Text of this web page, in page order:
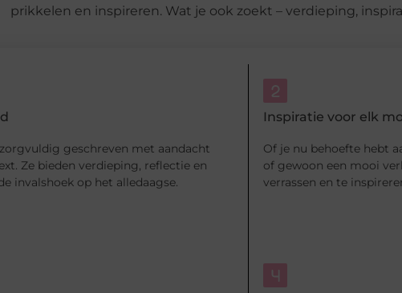
prikkelen en inspireren. Wat je ook zoekt – verdieping,
geschreven met aandacht
Ze bieden verdieping, reflectie en
invalshoek op het alledaagse.
Inspiratie voor elk
Of je nu behoefte hebt
of gewoon een mooi
verrassen en te